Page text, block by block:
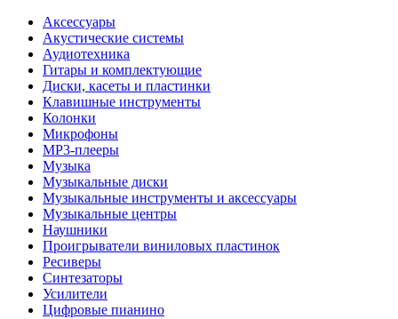
Аксессуары
Акустические системы
Аудиотехника
Гитары и комплектующие
Диски, касеты и пластинки
Клавишные инструменты
Колонки
Микрофоны
МР3-плееры
Музыка
Музыкальные диски
Музыкальные инструменты и аксессуары
Музыкальные центры
Наушники
Проигрыватели виниловых пластинок
Ресиверы
Синтезаторы
Усилители
Цифровые пианино